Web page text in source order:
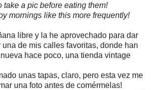
take a pic before eating them!
mornings like this more frequently!
libre y la he aprovechado para dar
de mis calles favoritas, donde han
hace poco, una tienda vintage
unas tapas, claro, pero esta vez me
una foto antes de comérmelas!